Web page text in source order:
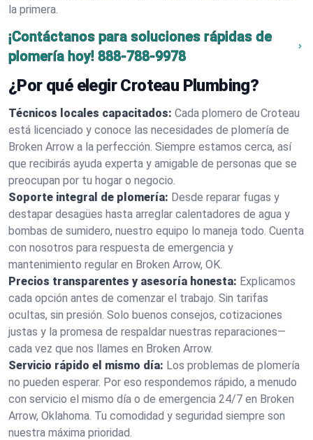
la primera.
¡Contáctanos para soluciones rápidas de
plomería hoy! 888-788-9978
¿Por qué elegir Croteau Plumbing?
Técnicos locales capacitados: Cada plomero de Croteau
está licenciado y conoce las necesidades de plomería de
Broken Arrow a la perfección. Siempre estamos cerca, así
que recibirás ayuda experta y amigable de personas que se
preocupan por tu hogar o negocio.
Soporte integral de plomería: Desde reparar fugas y
destapar desagües hasta arreglar calentadores de agua y
bombas de sumidero, nuestro equipo lo maneja todo. Cuenta
con nosotros para respuesta de emergencia y
mantenimiento regular en Broken Arrow, OK.
Precios transparentes y asesoría honesta: Explicamos
cada opción antes de comenzar el trabajo. Sin tarifas
ocultas, sin presión. Solo buenos consejos, cotizaciones
justas y la promesa de respaldar nuestras reparaciones—
cada vez que nos llames en Broken Arrow.
Servicio rápido el mismo día: Los problemas de plomería
no pueden esperar. Por eso respondemos rápido, a menudo
con servicio el mismo día o de emergencia 24/7 en Broken
Arrow, Oklahoma. Tu comodidad y seguridad siempre son
nuestra máxima prioridad.